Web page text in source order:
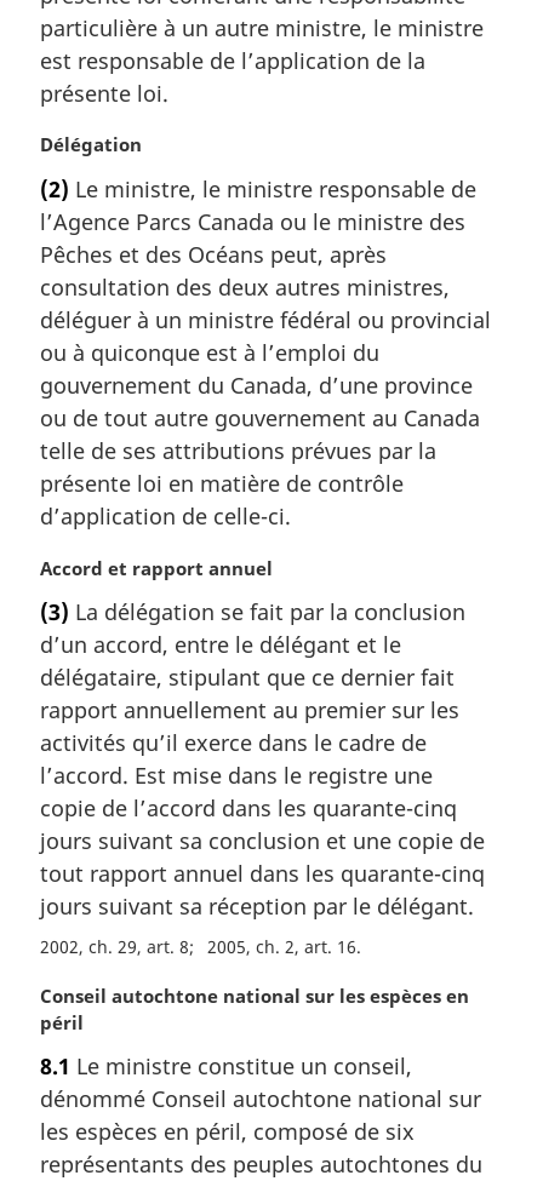
m
a
g
n
a
l
e
:
particulière à un autre ministre, le ministre
est responsable de l’application de la
présente loi.
N
t
e
m
a
g
i
n
a
e
:
Délégation
(2) Le ministre, le ministre responsable de
l’Agence Parcs Canada ou le ministre des
Pêches et des Océans peut, après
consultation des deux autres ministres,
déléguer à un ministre fédéral ou provincial
ou à quiconque est à l’emploi du
gouvernement du Canada, d’une province
ou de tout autre gouvernement au Canada
telle de ses attributions prévues par la
présente loi en matière de contrôle
d’application de celle-ci.
N
t
e
m
a
g
i
n
a
l
e
:
Accord et rapport annuel
(3) La délégation se fait par la conclusion
d’un accord, entre le délégant et le
délégataire, stipulant que ce dernier fait
rapport annuellement au premier sur les
activités qu’il exerce dans le cadre de
l’accord. Est mise dans le registre une
copie de l’accord dans les quarante-cinq
jours suivant sa conclusion et une copie de
tout rapport annuel dans les quarante-cinq
jours suivant sa réception par le délégant.
2002, ch. 29, art. 8 2005, ch. 2, art. 16
N
o
e
m
a
r
Conseil autochtone national sur les espèces en
péril
8.1 Le ministre constitue un conseil,
dénommé Conseil autochtone national sur
les espèces en péril, composé de six
représentants des peuples autochtones du